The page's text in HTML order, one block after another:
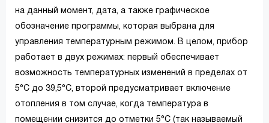
на данный момент, дата, а также графическое
обозначение программы, которая выбрана для
управления температурным режимом. В целом, прибор
работает в двух режимах: первый обеспечивает
возможность температурных изменений в пределах от
5°C до 39,5°C, второй предусматривает включение
отопления в том случае, когда температура в
помещении снизится до отметки 5°C (так называемый